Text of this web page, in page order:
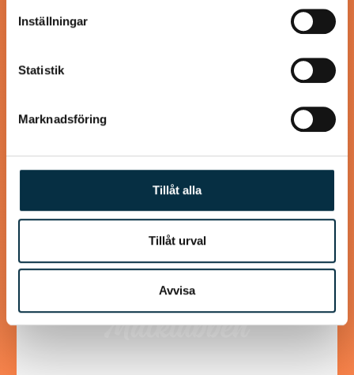
information som du har tillhandahållit eller som de har
samlat in när du har använt deras tjänster.
Inställningar
Statistik
Marknadsföring
Tillåt alla
Tillåt urval
Avvisa
Biff med örtsmör och
Hasselbackspotatis ser snygg ut och är alls inte svår att